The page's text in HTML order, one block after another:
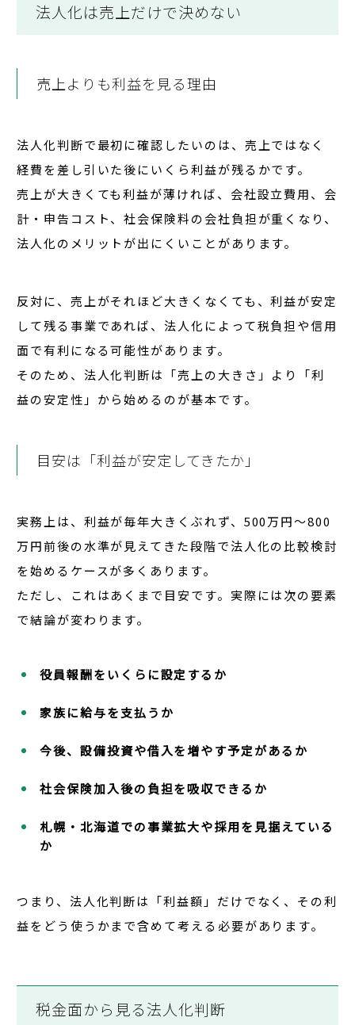
法人化は売上だけで決めない
売上よりも利益を見る理由
法人化判断で最初に確認したいのは、売上ではなく
経費を差し引いた後にいくら利益が残るかです。
売上が大きくても利益が薄ければ、会社設立費用、会
計・申告コスト、社会保険料の会社負担が重くなり、
法人化のメリットが出にくいことがあります。
反対に、売上がそれほど大きくなくても、利益が安定
して残る事業であれば、法人化によって税負担や信用
面で有利になる可能性があります。
そのため、 法人化判断は「売上の大きさ」より「利
益の安定性」から始める のが基本です。
目安は「利益が安定してきたか」
実務上は、利益が毎年大きくぶれず、 500万円〜800
万円前後の水準が見えてきた段階で法人化の比較検討
を始めるケースが多くあります。
ただし、これはあくまで目安です。実際には次の要素
で結論が変わります。
役員報酬をいくらに設定するか
家族に給与を支払うか
今後、設備投資や借入を増やす予定があるか
社会保険加入後の負担を吸収できるか
札幌・北海道での事業拡大や採用を見据えている
か
つまり、 法人化判断は「利益額」だけでなく、その利
益をどう使うかまで含めて考える必要があります。
税金面から見る法人化判断